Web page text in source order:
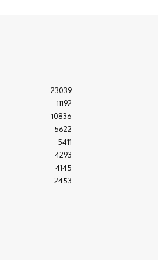
23039
11192
10836
5622
5411
4293
4145
2453